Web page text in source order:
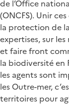
de l’Office
(ONCFS). Unir
la protection de
expertises, sur
et faire front
la biodiversité en
les agents sont
les Outre-mer,
territoires pour